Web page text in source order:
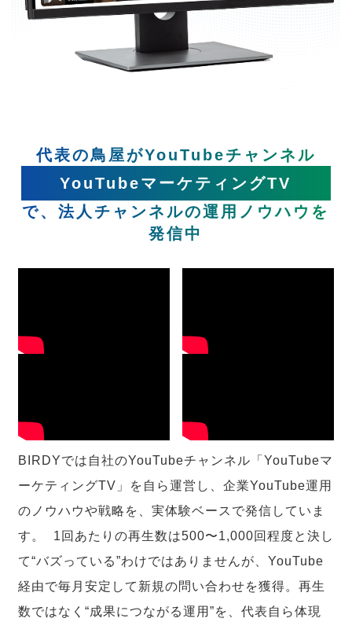
代表の鳥屋がYouTubeチャンネル
YouTubeマーケティングTV
で、法人チャンネルの運用ノウハウを
発信中
BIRDYでは自社のYouTubeチャンネル「YouTubeマ
ーケティングTV」を自ら運営し、企業YouTube運用
のノウハウや戦略を、実体験ベースで発信していま
す。 1回あたりの再生数は500〜1,000回程度と決し
て“バズっている”わけではありませんが、YouTube
経由で毎月安定して新規の問い合わせを獲得。再生
数ではなく“成果につながる運用”を、代表自ら体現